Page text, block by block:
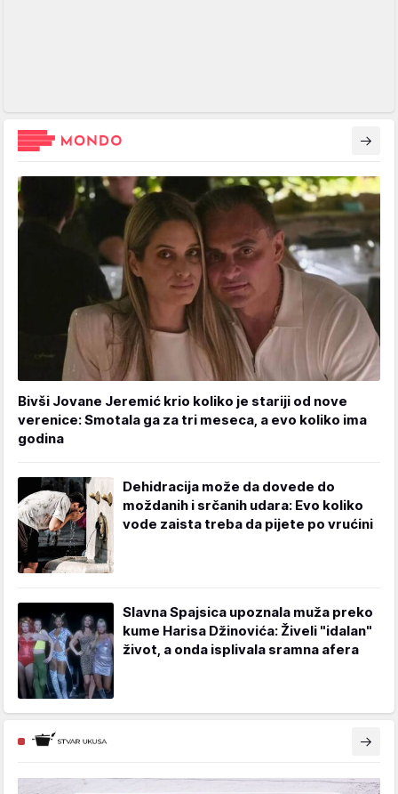
Bivši Jovane Jeremić krio koliko je stariji od nove
verenice: Smotala ga za tri meseca, a evo koliko ima
godina
Dehidracija može da dovede do
moždanih i srčanih udara: Evo koliko
vode zaista treba da pijete po vrućini
Slavna Spajsica upoznala muža preko
kume Harisa Džinovića: Živeli "idalan"
život, a onda isplivala sramna afera